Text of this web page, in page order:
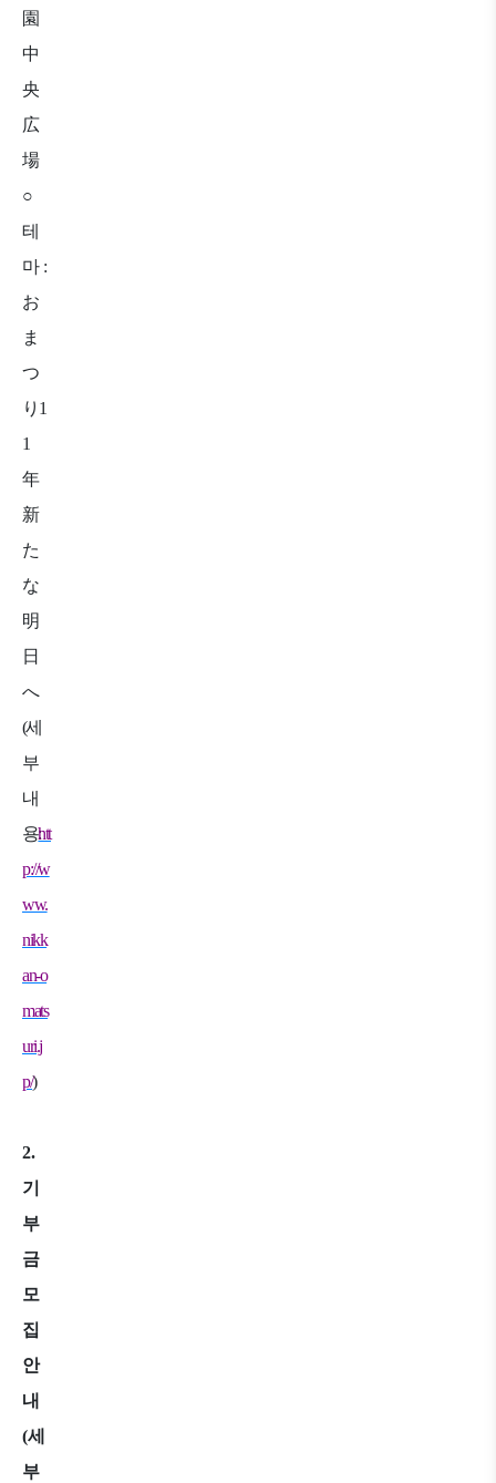
園
中
央
広
場
○
테
마 :
お
ま
つ
り 1
1
年
新
た
な
明
日
へ
(세
부
내
용htt
p://w
ww.
nikk
an-o
mats
uri.j
p/)
2.
기
부
금
모
집
안
내
(세
부